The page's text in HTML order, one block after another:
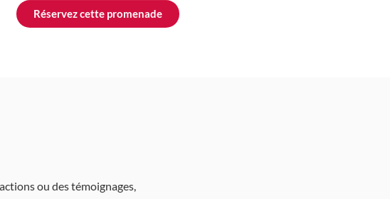
Réservez cette promenade
ou des témoignages,